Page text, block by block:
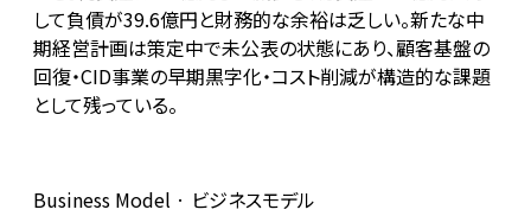
して負債が39.6億円と財務的な余裕は乏しい。新たな中
期経営計画は策定中で未公表の状態にあり、顧客基盤の
回復・CID事業の早期黒字化・コスト削減が構造的な課題
として残っている。
Business Model · ビジネスモデル